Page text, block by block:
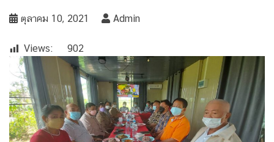
ตุลาคม 10, 2021 Admin
Views: 902